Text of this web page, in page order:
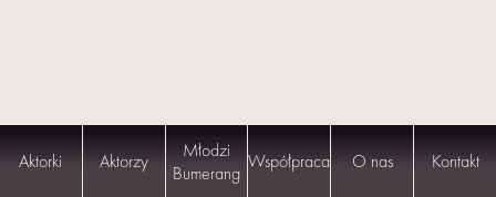
Aktorki Aktorzy
Młodzi
Bumerang Współpraca O nas Kontakt